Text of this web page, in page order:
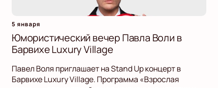
5 января
Юмористический вечер Павла Воли в
Барвихе Luxury Village
Павел Воля приглашает на Stand Up концерт в
Барвихе Luxury Village. Программа «Взрослая